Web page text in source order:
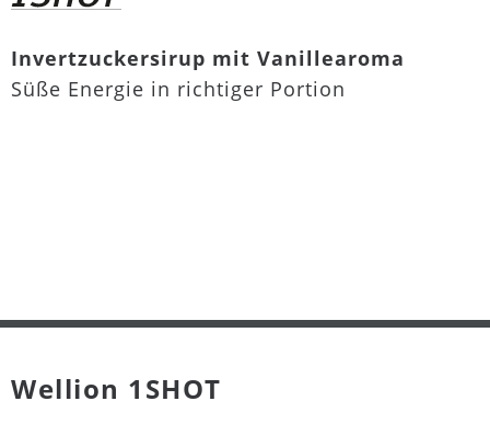
Invertzuckersirup mit Vanillearoma
Süße Energie in richtiger Portion
Wellion 1SHOT